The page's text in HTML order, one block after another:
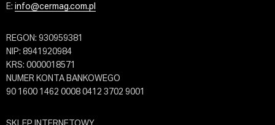
E: info@cermag.com.pl
REGON: 930959381
NIP: 8941920984
KRS: 0000018571
NUMER KONTA BANKOWEGO
90 1600 1462 0008 0412 3702 9001